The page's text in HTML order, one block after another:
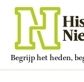
Begrijp het heden,